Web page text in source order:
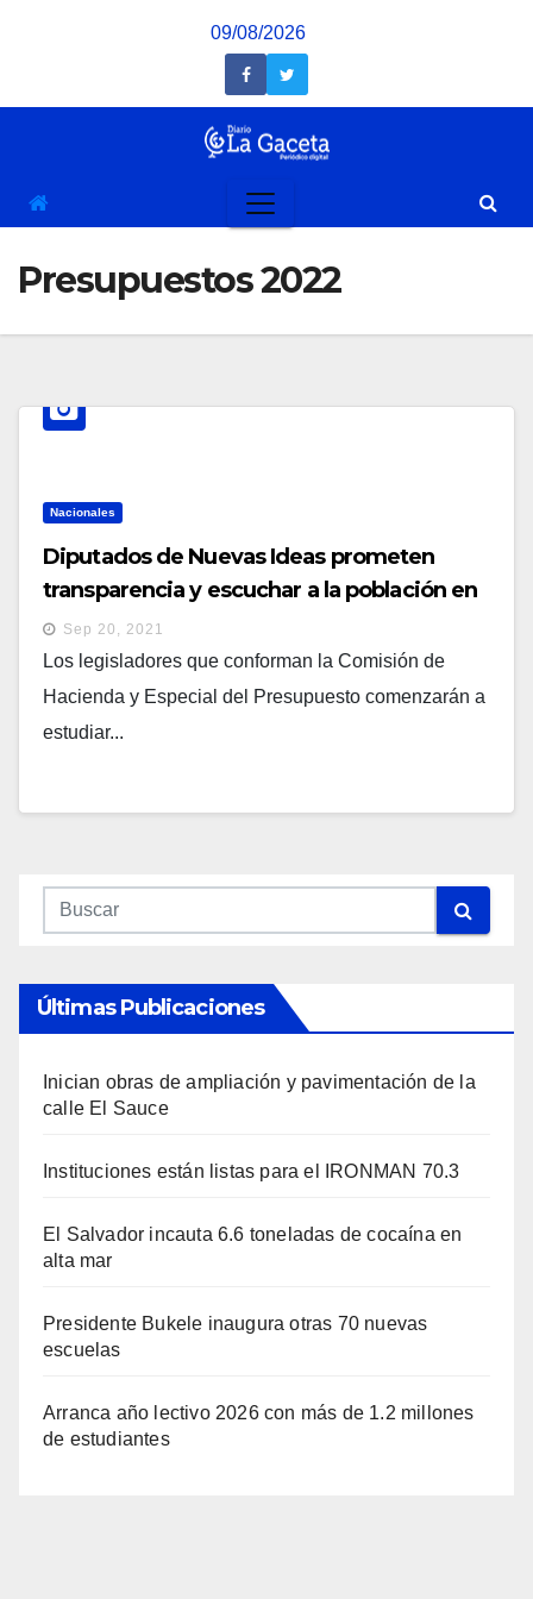
09/08/2026
Presupuestos 2022
Nacionales
Diputados de Nuevas Ideas prometen
transparencia y escuchar a la población en
asignación del Presupuesto 2022
Sep 20, 2021
Los legisladores que conforman la Comisión de
Hacienda y Especial del Presupuesto comenzarán a
estudiar...
Últimas Publicaciones
Inician obras de ampliación y pavimentación de la
calle El Sauce
Instituciones están listas para el IRONMAN 70.3
El Salvador incauta 6.6 toneladas de cocaína en
alta mar
Presidente Bukele inaugura otras 70 nuevas
escuelas
Arranca año lectivo 2026 con más de 1.2 millones
de estudiantes